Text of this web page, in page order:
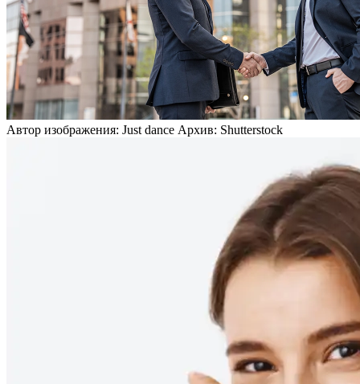
Автор изображения: Just dance Архив: Shutterstock